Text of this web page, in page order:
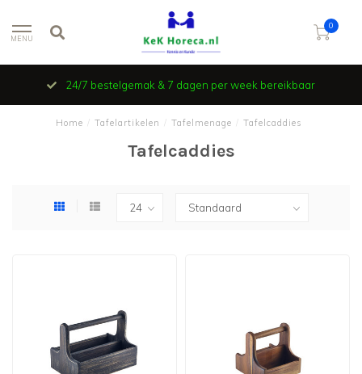
MENU
0
24/7 bestelgemak & 7 dagen per week bereikbaar
Home Tafelartikelen Tafelmenage Tafelcaddies
Tafelcaddies